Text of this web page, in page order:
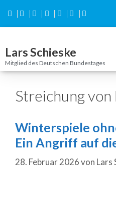
springen
Lars Schieske
Mitglied des Deutschen Bundestages
Streichung
Winterspiele
Ein Angriff auf
28. Februar 2026von Lars